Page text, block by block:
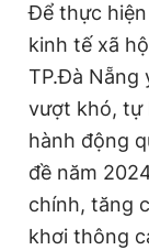
Để thực
kinh tế xã
TP.Đà Nẵng
vượt khó, tự
hành động
đề năm
chính, tăng
khơi thông